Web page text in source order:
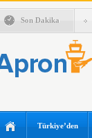
Son Dakika
Türkiye’den